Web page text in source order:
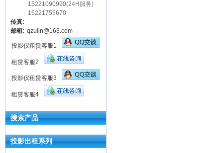
15221090990(24H服务)
15221755670
传真:
邮箱: qzulin@163.com
投影仪租赁客服1
租赁客服2
投影仪租赁客服3
租赁客服4
搜索产品
投影出租系列